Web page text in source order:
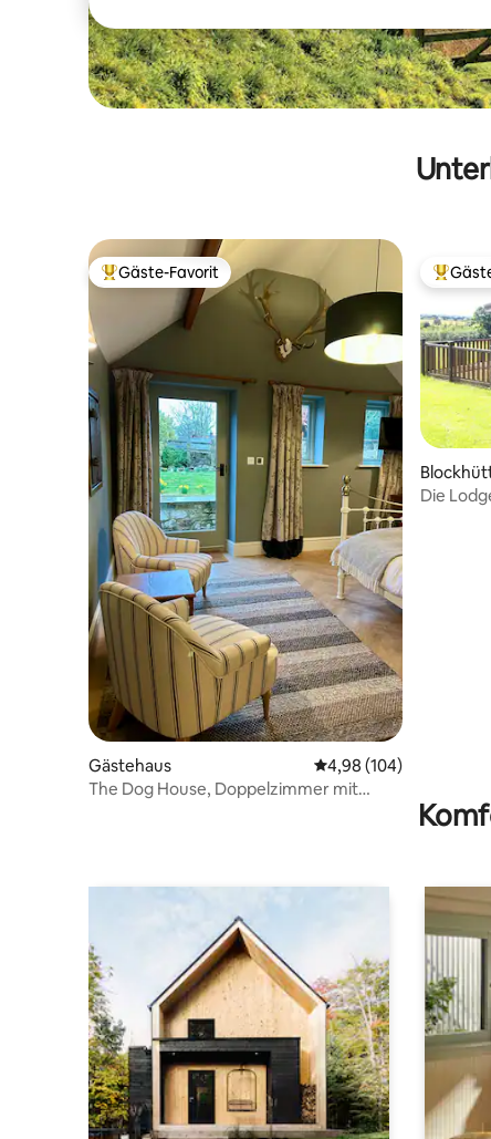
Beliebter Gäste-Favorit.
Gäste-Favorit
Gästehaus Durchschnittliche
4,98 (104)
The Dog House, Doppelzimmer mit
Die